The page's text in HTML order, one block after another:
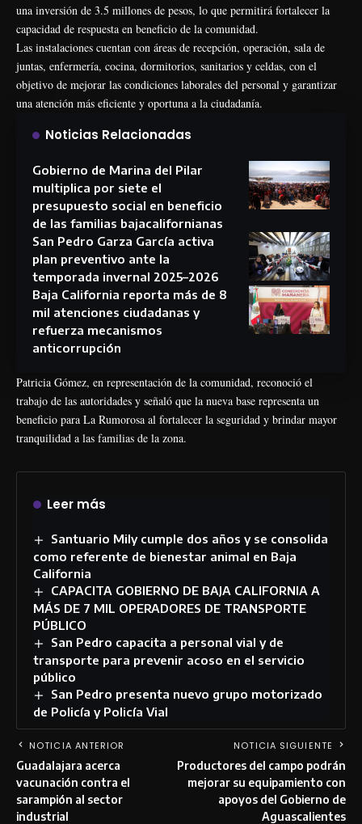
una inversión de 3.5 millones de pesos, lo que permitirá fortalecer la
capacidad de respuesta en beneficio de la comunidad.
Las instalaciones cuentan con áreas de recepción, operación, sala de
juntas, enfermería, cocina, dormitorios, sanitarios y celdas, con el
objetivo de mejorar las condiciones laborales del personal y garantizar
una atención más eficiente y oportuna a la ciudadanía.
Noticias Relacionadas
Gobierno de Marina del Pilar
multiplica por siete el
presupuesto social en beneficio
de las familias bajacalifornianas
San Pedro Garza García activa
plan preventivo ante la
temporada invernal 2025–2026
Baja California reporta más de 8
mil atenciones ciudadanas y
refuerza mecanismos
anticorrupción
Patricia Gómez, en representación de la comunidad, reconoció el
trabajo de las autoridades y señaló que la nueva base representa un
beneficio para La Rumorosa al fortalecer la seguridad y brindar mayor
tranquilidad a las familias de la zona.
Leer más
Santuario Mily cumple dos años y se consolida
como referente de bienestar animal en Baja
California
CAPACITA GOBIERNO DE BAJA CALIFORNIA A
MÁS DE 7 MIL OPERADORES DE TRANSPORTE
PÚBLICO
San Pedro capacita a personal vial y de
transporte para prevenir acoso en el servicio
público
San Pedro presenta nuevo grupo motorizado
de Policía y Policía Vial
NOTICIA ANTERIOR
Guadalajara acerca
vacunación contra el
sarampión al sector
industrial
NOTICIA SIGUIENTE
Productores del campo podrán
mejorar su equipamiento con
apoyos del Gobierno de
Aguascalientes